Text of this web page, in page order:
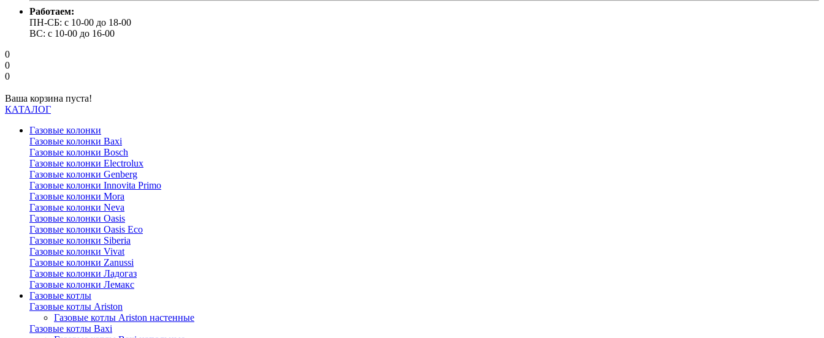
Работаем:
ПН-СБ: с 10-00 до 18-00
ВС: с 10-00 до 16-00
0
0
0
Ваша корзина пуста!
КАТАЛОГ
Газовые колонки
Газовые колонки Baxi
Газовые колонки Bosch
Газовые колонки Electrolux
Газовые колонки Genberg
Газовые колонки Innovita Primo
Газовые колонки Mora
Газовые колонки Neva
Газовые колонки Oasis
Газовые колонки Oasis Eco
Газовые колонки Siberia
Газовые колонки Vivat
Газовые колонки Zanussi
Газовые колонки Ладогаз
Газовые колонки Лемакс
Газовые котлы
Газовые котлы Ariston
Газовые котлы Ariston настенные
Газовые котлы Baxi